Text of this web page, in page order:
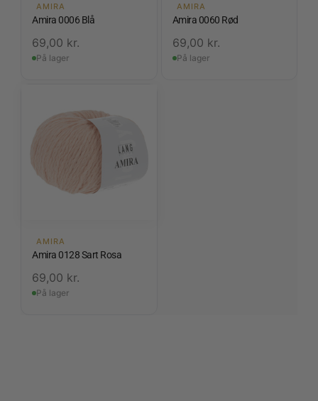
AMIRA
Amira 0006 Blå
69,00 kr.
På lager
AMIRA
Amira 0060 Rød
69,00 kr.
På lager
AMIRA
Amira 0128 Sart Rosa
69,00 kr.
På lager